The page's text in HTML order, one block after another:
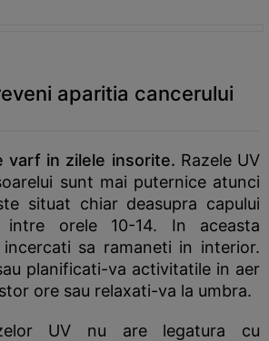
aparitia cancerului
varf in zilele insorite. Razele UV
sunt mai puternice atunci
situat chiar deasupra capului
intre orele 10-14. In aceasta
sa ramaneti in interior.
planificati-va activitatile in aer
ore sau relaxati-va la umbra.
UV nu are legatura cu